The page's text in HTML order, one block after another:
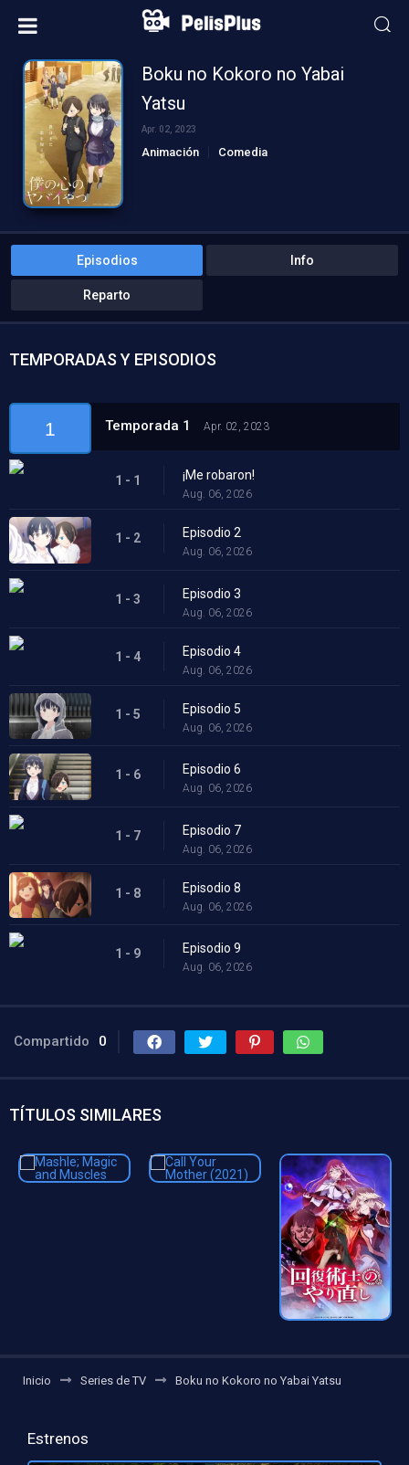
Boku no Kokoro no Yabai
Yatsu
Apr. 02, 2023
Animación Comedia
Episodios Info
Reparto
TEMPORADAS Y EPISODIOS
1 Temporada 1 Apr. 02, 2023
1 - 1 ¡Me robaron!
Aug. 06, 2026
1 - 2 Episodio 2
Aug. 06, 2026
1 - 3 Episodio 3
Aug. 06, 2026
1 - 4 Episodio 4
Aug. 06, 2026
1 - 5 Episodio 5
Aug. 06, 2026
1 - 6 Episodio 6
Aug. 06, 2026
1 - 7 Episodio 7
Aug. 06, 2026
1 - 8 Episodio 8
Aug. 06, 2026
1 - 9 Episodio 9
Aug. 06, 2026
Compartido 0
TÍTULOS SIMILARES
Inicio Series de TV Boku no Kokoro no Yabai Yatsu
Estrenos